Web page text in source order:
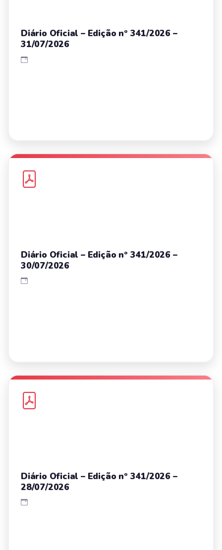
Diário Oficial – Edição nº 341/2026 –
31/07/2026
Diário Oficial – Edição nº 341/2026 –
30/07/2026
Diário Oficial – Edição nº 341/2026 –
28/07/2026